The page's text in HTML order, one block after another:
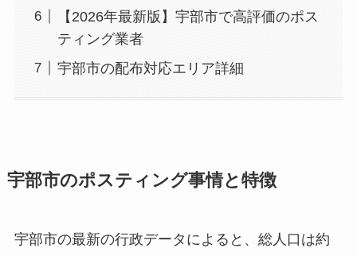
【2026年最新版】宇部市で高評価のポス
ティング業者
宇部市の配布対応エリア詳細
宇部市のポスティング事情と特徴
宇部市の最新の行政データによると、総人口は約